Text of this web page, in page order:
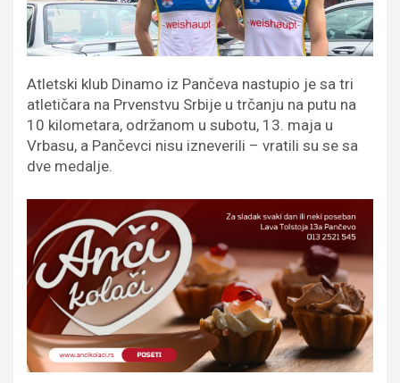
Atletski klub Dinamo iz Pančeva nastupio je sa tri
atletičara na Prvenstvu Srbije u trčanju na putu na
10 kilometara, održanom u subotu, 13. maja u
Vrbasu, a Pančevci nisu izneverili – vratili su se sa
dve medalje.